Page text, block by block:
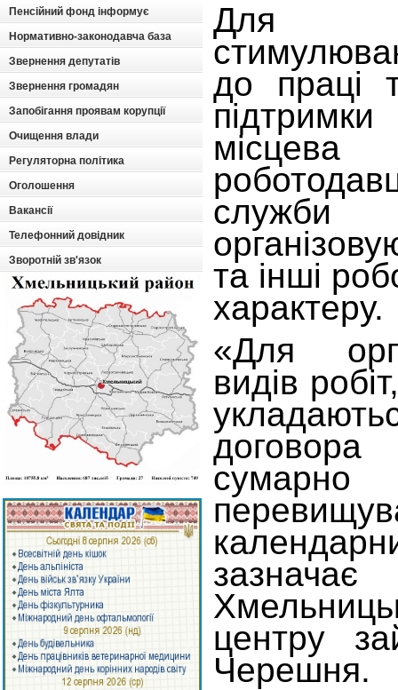
Пенсійний фонд інформує
Нормативно-законодавча база
Звернення депутатів
Звернення громадян
Запобігання проявам корупції
Очищення влади
Регуляторна політика
Оголошення
Вакансії
Телефонний довідник
Зворотній зв'язок
Для
до праці
служби
та інші
характеру.
«Для
видів
центру
Черешня.